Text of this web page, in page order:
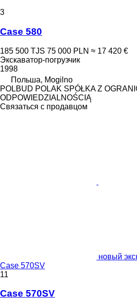
3
Case 580
185 500 TJS 75 000 PLN ≈ 17 420 €
Экскаватор-погрузчик
1998
Польша, Mogilno
POLBUD POLAK SPÓŁKA Z
ODPOWIEDZIALNOŚCIĄ
Связаться с продавцом
новый
Case 570SV
11
Case 570SV